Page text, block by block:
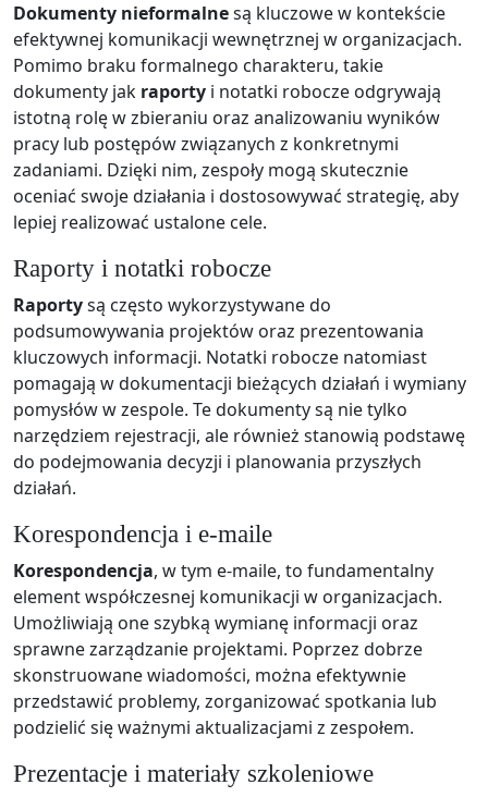
Dokumenty nieformalnesą kluczowe w kontekście
efektywnej komunikacji wewnętrznej w organizacjach.
Pomimo braku formalnego charakteru, takie
dokumenty jak raporty i notatki robocze odgrywają
istotną rolę w zbieraniu oraz analizowaniu wyników
pracy lub postępów związanych z konkretnymi
zadaniami. Dzięki nim, zespoły mogą skutecznie
oceniać swoje działania i dostosowywać strategię, aby
lepiej realizować ustalone cele.
Raporty i notatki robocze
Raportysą często wykorzystywane do
podsumowywania projektów oraz prezentowania
kluczowych informacji. Notatki robocze natomiast
pomagają w dokumentacji bieżących działań i wymiany
pomysłów w zespole. Te dokumenty są nie tylko
narzędziem rejestracji, ale również stanowią podstawę
do podejmowania decyzji i planowania przyszłych
działań.
Korespondencja i e-maile
Korespondencja, w tym e-maile, to fundamentalny
element współczesnej komunikacji w organizacjach.
Umożliwiają one szybką wymianę informacji oraz
sprawne zarządzanie projektami. Poprzez dobrze
skonstruowane wiadomości, można efektywnie
przedstawić problemy, zorganizować spotkania lub
podzielić się ważnymi aktualizacjami z zespołem.
Prezentacje i materiały szkoleniowe